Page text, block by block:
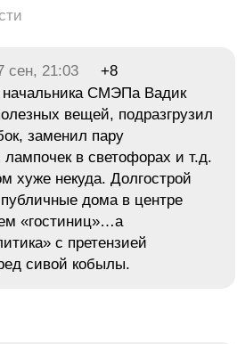
сен, 21:03
+8
начальника СМЭПа Вадик
вещей, подразгрузил
заменил пару
лампочек в светофорах и т.д.
хуже некуда. Долгострой
публичные дома в центре
«гостиниц»…а
с претензией
сивой кобылы.